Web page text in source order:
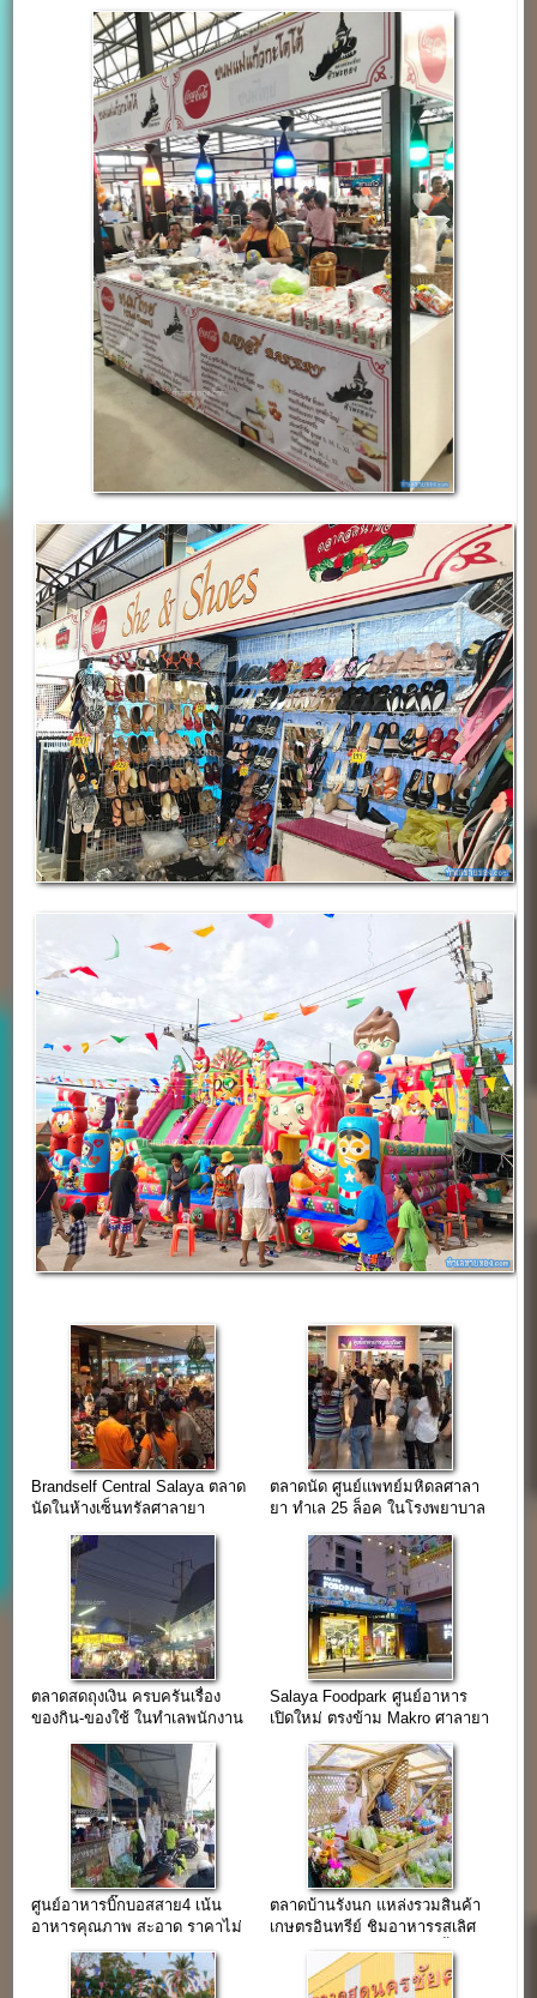
Brandself Central Salaya ตลาด
นัดในห้างเซ็นทรัลศาลายา
ตลาดนัด ศูนย์แพทย์มหิดลศาลา
ยา ทำเล 25 ล็อค ในโรงพยาบาล
ตลาดสดถุงเงิน ครบครันเรื่อง
ของกิน-ของใช้ ในทำเลพนักงาน
Salaya Foodpark ศูนย์อาหาร
เปิดใหม่ ตรงข้าม Makro ศาลายา
ศูนย์อาหารบิ๊กบอสสาย4 เน้น
อาหารคุณภาพ สะอาด ราคาไม่
แพงมาก
ตลาดบ้านรังนก แหล่งรวมสินค้า
เกษตรอินทรีย์ ชิมอาหารรสเลิศ
ในบรรยากาศอบอุ่นติดแม่น้ำท่า